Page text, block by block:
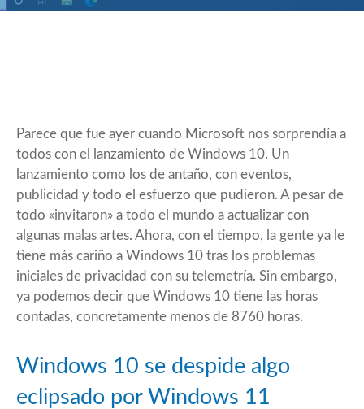
Parece que fue ayer cuando Microsoft nos sorprendía a
todos con el lanzamiento de Windows 10. Un
lanzamiento como los de antaño, con eventos,
publicidad y todo el esfuerzo que pudieron. A pesar de
todo «invitaron» a todo el mundo a actualizar con
algunas malas artes. Ahora, con el tiempo, la gente ya le
tiene más cariño a Windows 10 tras los problemas
iniciales de privacidad con su telemetría. Sin embargo,
ya podemos decir que Windows 10 tiene las horas
contadas, concretamente menos de 8760 horas.
Windows 10 se despide algo
eclipsado por Windows 11